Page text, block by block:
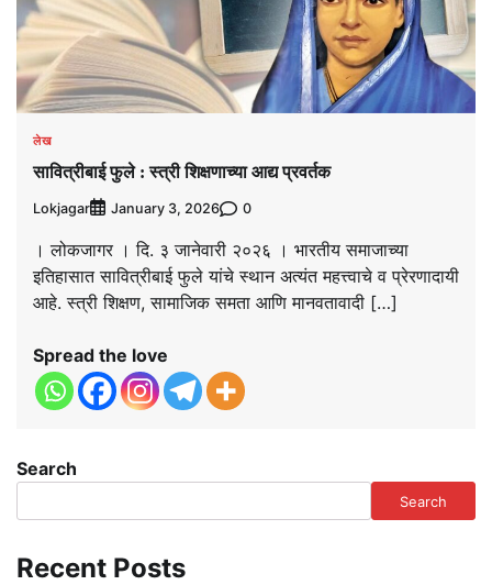
लेख
सावित्रीबाई फुले : स्त्री शिक्षणाच्या आद्य प्रवर्तक
Lokjagar January 3, 2026 0
। लोकजागर । दि. ३ जानेवारी २०२६ । भारतीय समाजाच्या
इतिहासात सावित्रीबाई फुले यांचे स्थान अत्यंत महत्त्वाचे व प्रेरणादायी
आहे. स्त्री शिक्षण, सामाजिक समता आणि मानवतावादी […]
Spread the love
Search
Search
Recent Posts